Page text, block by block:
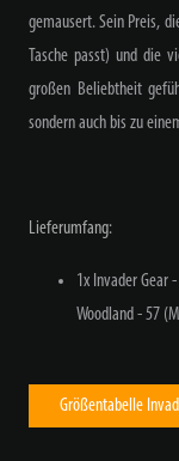
gemausert. Sein Preis,
Tasche passt) und die
großen Beliebtheit
sondern auch bis zu
Lieferumfang:
1x Invader Gear
Woodland - 57
Größentabelle